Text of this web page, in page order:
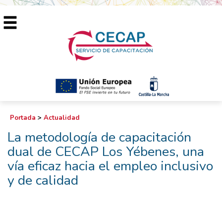
Portada > Actualidad
La metodología de capacitación
dual de CECAP Los Yébenes, una
vía eficaz hacia el empleo inclusivo
y de calidad